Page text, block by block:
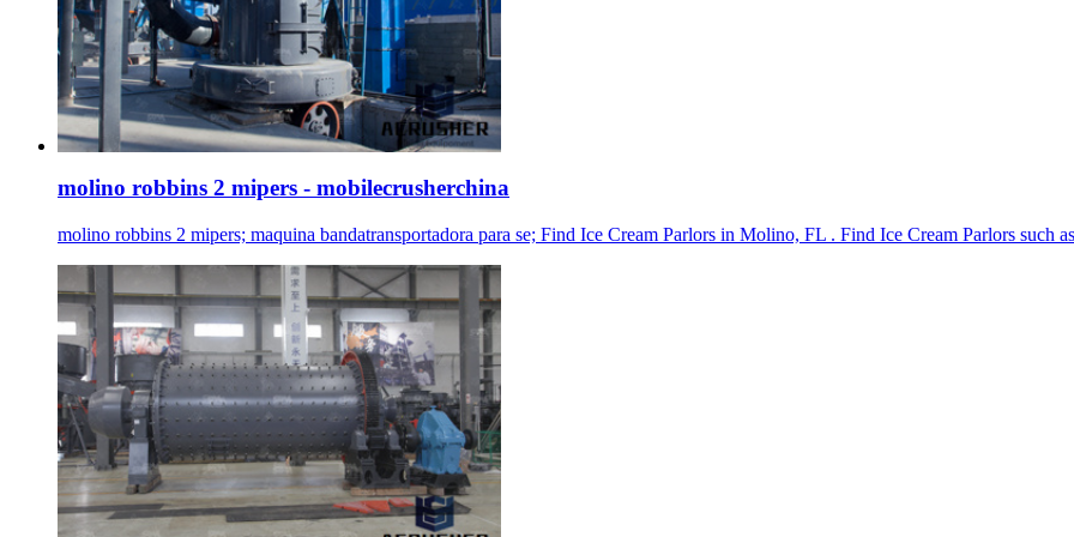
molino robbins 2 mipers - mobilecrusherchina
molino robbins 2 mipers; maquina bandatransportadora para se; Find Ice Cream Parlors in Molino, FL . Find Ice Cream Parlors such